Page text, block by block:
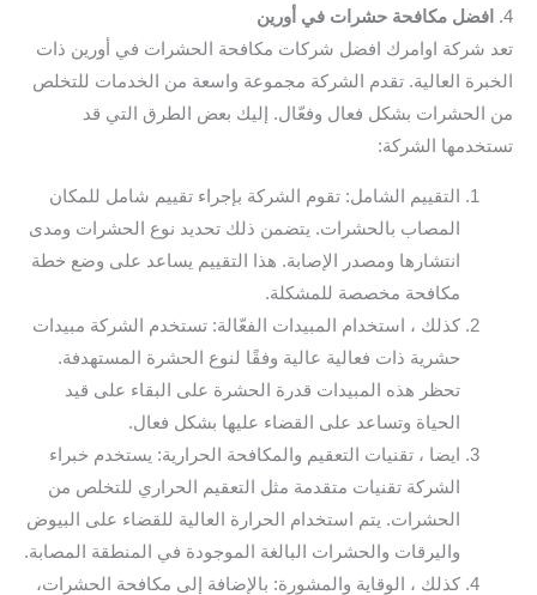
4.
افضل مكافحة حشرات في أورين
تعد شركة اوامرك افضل شركات مكافحة الحشرات في أورين ذات
الخبرة العالية. تقدم الشركة مجموعة واسعة من الخدمات للتخلص
من الحشرات بشكل فعال وفعّال. إليك بعض الطرق التي قد
تستخدمها الشركة:
التقييم الشامل: تقوم الشركة بإجراء تقييم شامل للمكان
المصاب بالحشرات. يتضمن ذلك تحديد نوع الحشرات ومدى
انتشارها ومصدر الإصابة. هذا التقييم يساعد على وضع خطة
مكافحة مخصصة للمشكلة.
كذلك ، استخدام المبيدات الفعّالة: تستخدم الشركة مبيدات
حشرية ذات فعالية عالية وفقًا لنوع الحشرة المستهدفة.
تحظر هذه المبيدات قدرة الحشرة على البقاء على قيد
الحياة وتساعد على القضاء عليها بشكل فعال.
ايضا ، تقنيات التعقيم والمكافحة الحرارية: يستخدم خبراء
الشركة تقنيات متقدمة مثل التعقيم الحراري للتخلص من
الحشرات. يتم استخدام الحرارة العالية للقضاء على البيوض
واليرقات والحشرات البالغة الموجودة في المنطقة المصابة.
كذلك ، الوقاية والمشورة: بالإضافة إلى مكافحة الحشرات،